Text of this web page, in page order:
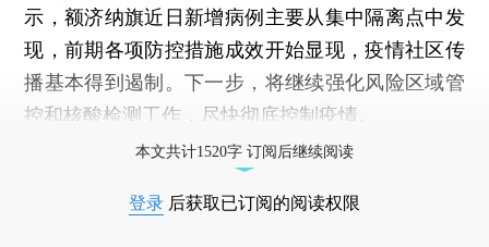
示，额济纳旗近日新增病例主要从集中隔离点中发
现，前期各项防控措施成效开始显现，疫情社区传
播基本得到遏制。下一步，将继续强化风险区域管
控和核酸检测工作，尽快彻底控制疫情。
本文共计1520字 订阅后继续阅读
登录 后获取已订阅的阅读权限